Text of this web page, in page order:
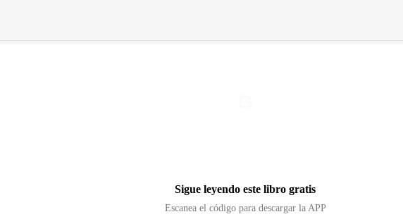
Sigue leyendo este libro gratis
Escanea el código para descargar la APP